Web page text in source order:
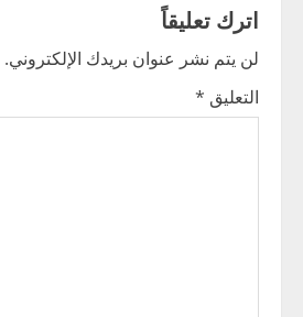
n
a
v
اترك تعليقاً
لن يتم نشر عنوان بريدك الإلكتروني.
التعليق *